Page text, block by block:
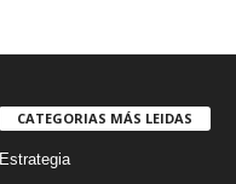
CATEGORIAS MÁS LEIDAS
Estrategia